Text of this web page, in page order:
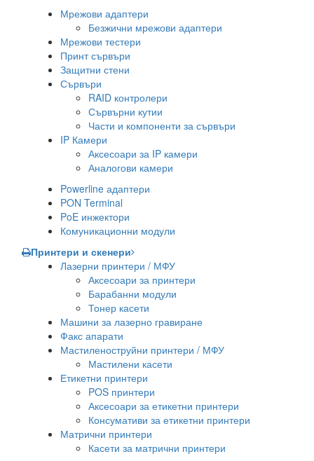
Мрежови адаптери
Безжични мрежови адаптери
Мрежови тестери
Принт сървъри
Защитни стени
Сървъри
RAID контролери
Сървърни кутии
Части и компоненти за сървъри
IP Камери
Аксесоари за IP камери
Аналогови камери
Powerline адаптери
PON Terminal
PoE инжектори
Комуникационни модули
Принтери и скенери
Лазерни принтери / МФУ
Аксесоари за принтери
Барабанни модули
Тонер касети
Машини за лазерно гравиране
Факс апарати
Мастиленоструйни принтери / МФУ
Мастилени касети
Етикетни принтери
POS принтери
Аксесоари за етикетни принтери
Консумативи за етикетни принтери
Матрични принтери
Касети за матрични принтери